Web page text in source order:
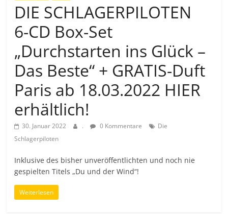
DIE SCHLAGERPILOTEN
6-CD Box-Set
„Durchstarten ins Glück –
Das Beste“ + GRATIS-Duft
Paris ab 18.03.2022 HIER
erhältlich!
30. Januar 2022 . 0 Kommentare
Die
Schlagerpiloten
Inklusive des bisher unveröffentlichten und noch nie
gespielten Titels „Du und der Wind“!
Weiterlesen